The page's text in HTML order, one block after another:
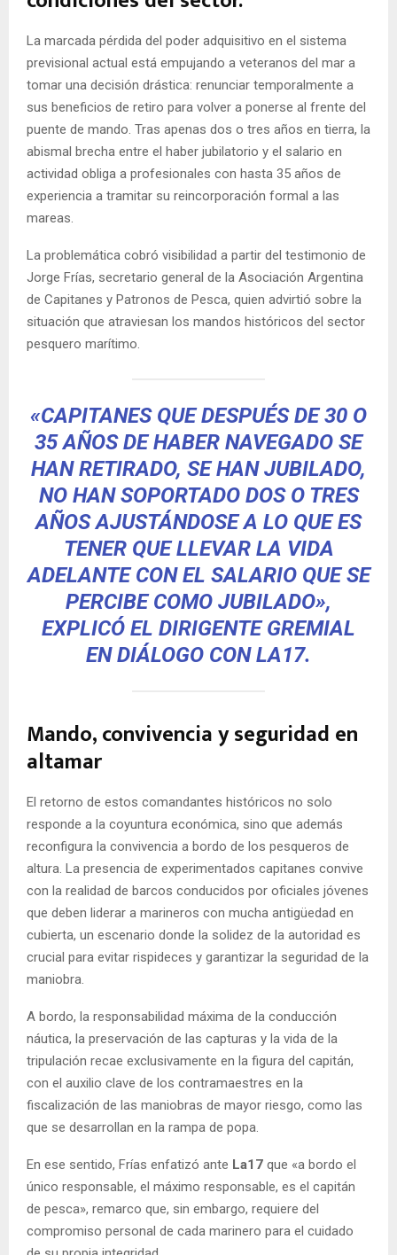
La marcada pérdida del poder adquisitivo en el sistema
previsional actual está empujando a veteranos del mar a
tomar una decisión drástica: renunciar temporalmente a
sus beneficios de retiro para volver a ponerse al frente del
puente de mando. Tras apenas dos o tres años en tierra, la
abismal brecha entre el haber jubilatorio y el salario en
actividad obliga a profesionales con hasta 35 años de
experiencia a tramitar su reincorporación formal a las
mareas.
La problemática cobró visibilidad a partir del testimonio de
Jorge Frías, secretario general de la Asociación Argentina
de Capitanes y Patronos de Pesca, quien advirtió sobre la
situación que atraviesan los mandos históricos del sector
pesquero marítimo.
«CAPITANES QUE DESPUÉS DE 30 O
35 AÑOS DE HABER NAVEGADO SE
HAN RETIRADO, SE HAN JUBILADO,
NO HAN SOPORTADO DOS O TRES
AÑOS AJUSTÁNDOSE A LO QUE ES
TENER QUE LLEVAR LA VIDA
ADELANTE CON EL SALARIO QUE SE
PERCIBE COMO JUBILADO»,
EXPLICÓ EL DIRIGENTE GREMIAL
EN DIÁLOGO CONLA17.
Mando, convivencia y seguridad en
altamar
El retorno de estos comandantes históricos no solo
responde a la coyuntura económica, sino que además
reconfigura la convivencia a bordo de los pesqueros de
altura. La presencia de experimentados capitanes convive
con la realidad de barcos conducidos por oficiales jóvenes
que deben liderar a marineros con mucha antigüedad en
cubierta, un escenario donde la solidez de la autoridad es
crucial para evitar rispideces y garantizar la seguridad de la
maniobra.
A bordo, la responsabilidad máxima de la conducción
náutica, la preservación de las capturas y la vida de la
tripulación recae exclusivamente en la figura del capitán,
con el auxilio clave de los contramaestres en la
fiscalización de las maniobras de mayor riesgo, como las
que se desarrollan en la rampa de popa.
En ese sentido, Frías enfatizó ante La17 que «a bordo el
único responsable, el máximo responsable, es el capitán
de pesca», remarco que, sin embargo, requiere del
compromiso personal de cada marinero para el cuidado